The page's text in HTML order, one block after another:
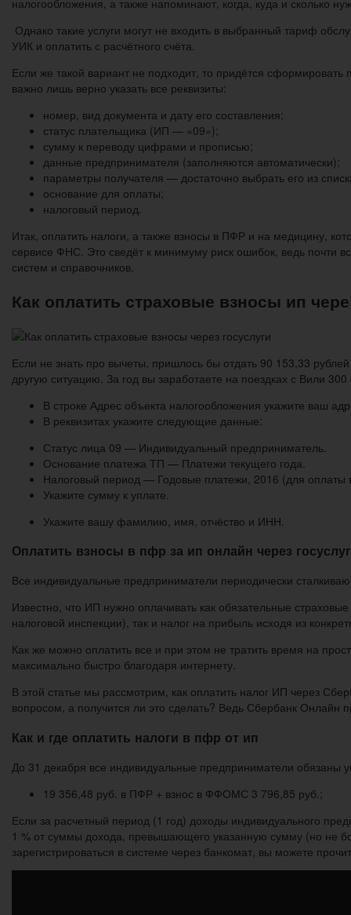
налогообложения, а также напоминают, когда, куда и сколько
Однако такие услуги могут не входить в выбранный тариф
УИК и оплатить с расчётного счёта.
Если же такой вариант не подходит, то придётся
важно лишь верно указать все реквизиты:
номер, вид документа и дату его составления;
статус плательщика (ИП — «09»);
сумму к переводу цифрами и прописью;
данные предпринимателя (заполняются автоматически);
параметры получателя — достаточно выбрать его из
основание для оплаты;
налоговый период.
Итак, оплатить налоги, а также взносы в ПФР и на медицину,
сервисе ФНС. Это сведёт к минимуму риск ошибок, ведь почти
систем и справочников.
Как оплатить страховые взносы ип
Если не знать про вычеты, пришлось бы отдать 90 153,33
другую ситуацию. За год вы заработаете на поездках с Вили
В строке Адрес объекта налогообложения укажите ваш
В реквизитах укажите следующие данные:
Статус лица 09 — Индивидуальный предприниматель.
Основание платежа ТП — Платежи текущего года.
Налоговый период — Годовые платежи, 2016 (для оплаты
Укажите сумму к уплате.
Укажите вашу фамилию, имя, отчёство и ИНН.
Оплатить взносы в пфр за ип онлайн через
Все индивидуальные предприниматели периодически
Известно, что ИП нужно оплачивать как обязательные
налоговой инспекции), так и налог на прибыль исходя из
Как же можно оплатить все и при этом не тратить время на
максимально быстро благодаря интернету.
В этой статье мы рассмотрим, как оплатить налог ИП через
вопросом, а получится ли это сделать? Ведь Сбербанк Онлайн
Как и где оплатить налоги в пфр от ип
До 31 декабря все индивидуальные предприниматели обязаны
19 356,48 руб. в ПФР + взнос в ФФОМС 3 796,85 руб.;
Если за расчетный период (1 год) доходы индивидуального
1 % от суммы дохода, превышающего указанную сумму (но не
зарегистрироваться в системе через банкомат, вы можете